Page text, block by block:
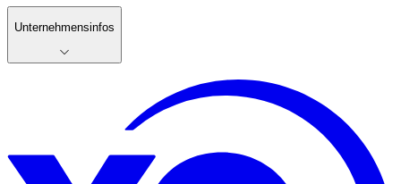
Unternehmensinfos